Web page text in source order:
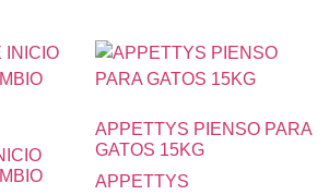
APPETTYS PIENSO PARA
GATOS 15KG
APPETTYS